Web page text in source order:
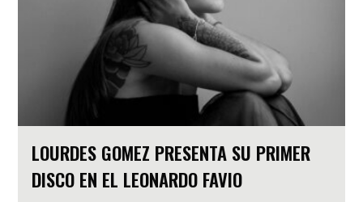
LOURDES GOMEZ PRESENTA SU PRIMER
DISCO EN EL LEONARDO FAVIO